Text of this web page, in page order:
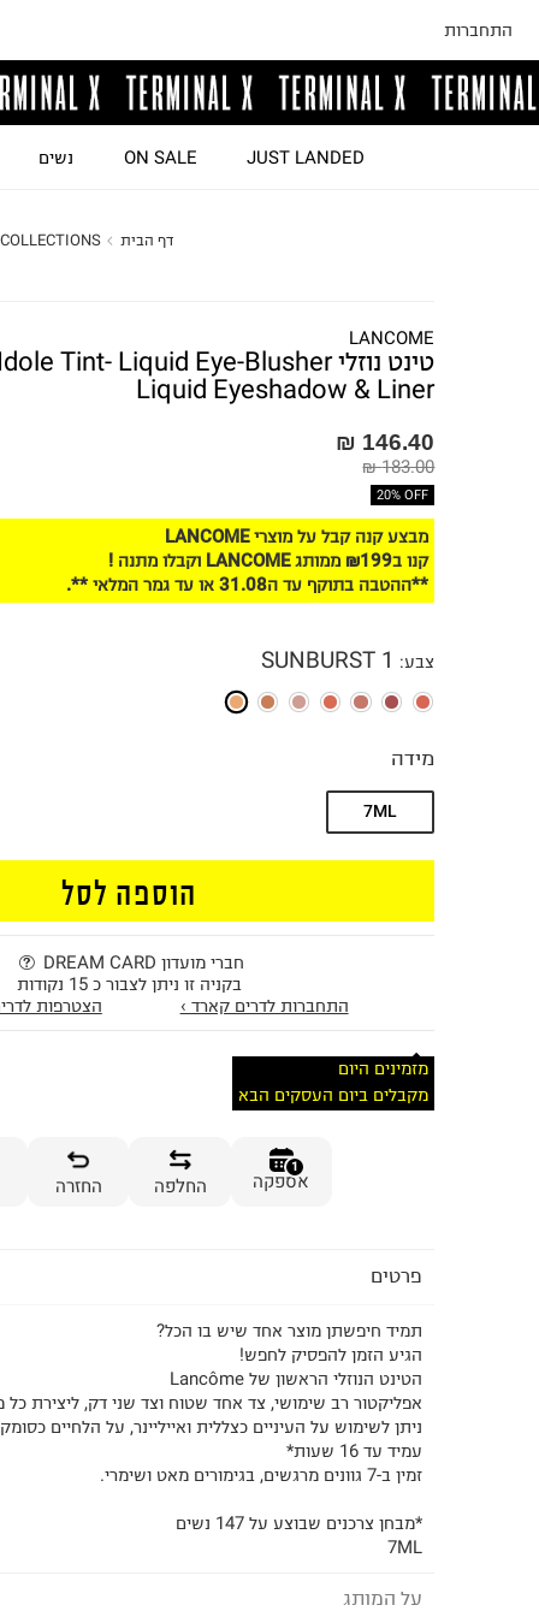
התחברות
JUST LANDED
ON SALE נשים
דף הבית COLLECTIONS
LANCOME
טינט נוזלי Idole Tint- Liquid Eye-Blusher
Liquid Eyeshadow & Liner
146.40 ₪
183.00 ₪
20% OFF
מבצע קנה קבל על מוצרי LANCOME
קנו ב₪199 ממותג LANCOME וקבלו מתנה !
**ההטבה בתוקף עד ה31.08 או עד גמר המלאי **.
צבע:
SUNBURST 1
מידה
7ML
הוספה לסל
חברי מועדון DREAM CARD
בקניה זו ניתן לצבור כ 15 נקודות
התחברות לדרים קארד ›
הצטרפות
מזמינים היום
מקבלים ביום העסקים הבא
1
אספקה החלפה החזרה
פרטים
תמיד חיפשתן מוצר אחד שיש בו הכל?
הגיע הזמן להפסיק לחפש!
הטינט הנוזלי הראשון של Lancôme
אפליקטור רב שימושי, צד אחד שטוח וצד שני דק, ליצירת
ניתן לשימוש על העיניים כצללית ואייליינר, על הלחיים כסומק
עמיד עד 16 שעות*
זמין ב-7 גוונים מרגשים, בגימורים מאט ושימרי.
*מבחן צרכנים שבוצע על 147 נשים
7ML
על המותג